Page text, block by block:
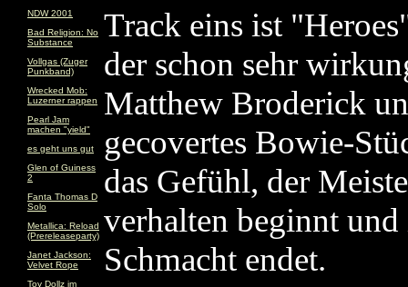
NDW 2001
Bad Religion: No
Substance
Vollgas (Zuger
Punkband)
Wrecked Mob:
Luzerner rappen
Pearl Jam
machen "yield"
es geht uns gut
Glen of Guiness
2
Fanta Thomas D
Solo
Metallica: Reload
(Prereleaseparty)
Janet Jackson:
Velvet Rope
Toy Dollz im
Track eins ist
der schon sehr
Matthew Broderick
gecovertes Bowie-
das Gefühl, der
verhalten beginnt
Schmacht endet.